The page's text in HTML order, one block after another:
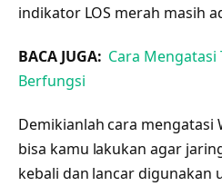
indikator LOS merah masih
BACA JUGA: Cara
Berfungsi
Demikianlah cara mengatasi
bisa kamu lakukan agar
kebali dan lancar digunakan